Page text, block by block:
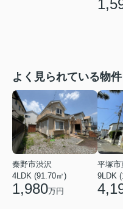
よく見られている物件
秦野市渋沢
4LDK (91.70㎡)
1,980万円
平塚市
9LDK